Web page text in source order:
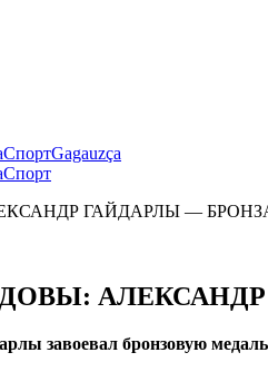
СпортGagauzça
Спорт
завоевал бронзовую